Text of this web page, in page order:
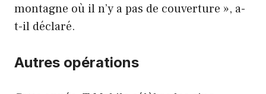
montagne où il n’y a pas de couverture », a-
t-il déclaré.
Autres opérations